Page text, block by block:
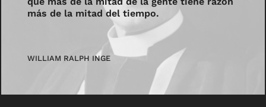
más de la mitad del tiempo.
WILLIAM RALPH INGE